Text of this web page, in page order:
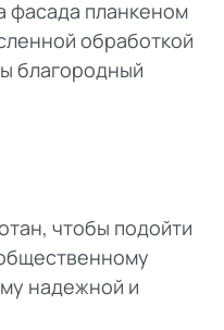
фасада планкеном
обработкой
благородный
чтобы подойти
надежной и